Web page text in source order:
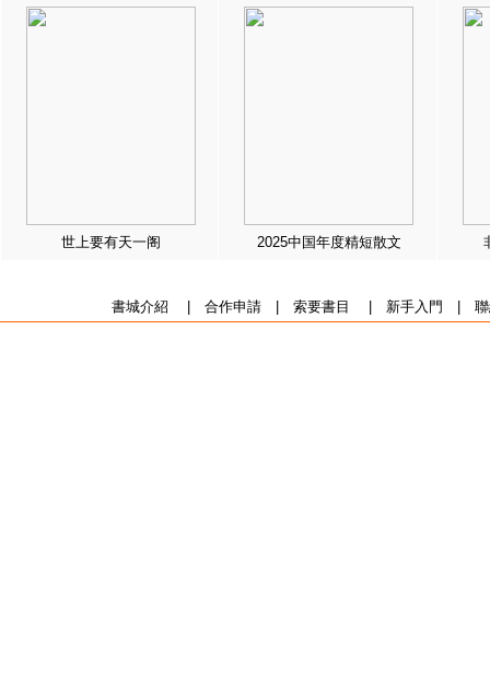
世上要有天一阁 2025中国年度精短散文
書城介紹 合作申請| 索要書目 新手入門